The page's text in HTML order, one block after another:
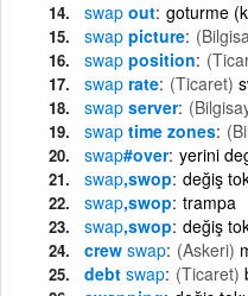
swap out goturme
swap picture
swap position
swap rate (Ticaret)
swap server
swap time zones
swap#over yerini
swap,swop değiş
swap,swop trampa
swap,swop değiş
crew swap (Askeri)
debt swap (Ticaret)